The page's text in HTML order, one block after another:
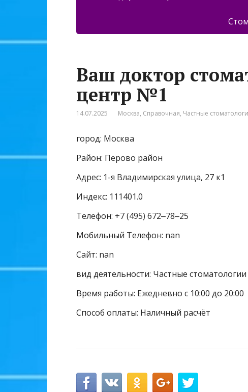
Ваш доктор
центр №1
14.07.2025 Москва, Справочная, Частные
город: Москва
Район: Перово район
Адрес: 1-я Владимирская улица, 27 к1
Индекс: 111401.0
Телефон: +7 (495) 672‒78‒25
Мобильный Телефон: nan
Сайт: nan
вид деятельности: Частные стоматологии
Время работы: Ежедневно с 10:00 до 20:00
Способ оплаты: Наличный расчёт